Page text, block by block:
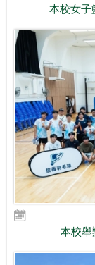
本校女子
本校舉